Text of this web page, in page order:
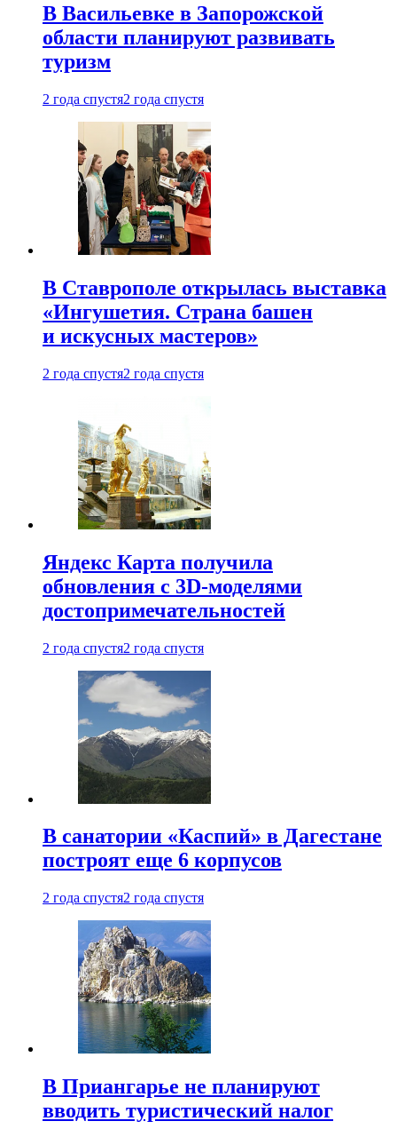
В Васильевке в Запорожской
области планируют развивать
туризм
2 года спустя2 года спустя
В Ставрополе открылась выставка
«Ингушетия. Страна башен
и искусных мастеров»
2 года спустя2 года спустя
Яндекс Карта получила
обновления с 3D-моделями
достопримечательностей
2 года спустя2 года спустя
В санатории «Каспий» в Дагестане
построят еще 6 корпусов
2 года спустя2 года спустя
В Приангарье не планируют
вводить туристический налог